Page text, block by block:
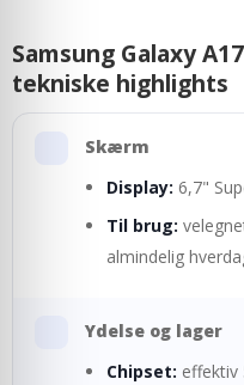
Samsung Galaxy
tekniske highlights
Skærm
Display: 6,7"
Til brug:
almindelig
Ydelse og lager
Chipset: effektiv